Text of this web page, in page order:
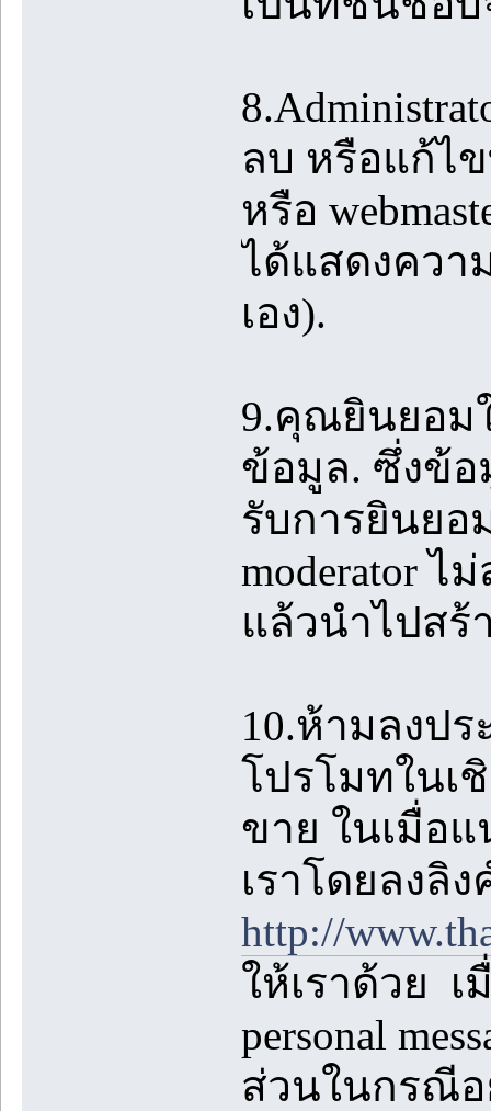
ลบ หรือแก้ไข
หรือ
ได้แสดงควา
เอง).
9.คุณยินยอม
ข้อมูล. ซึ่งข้อ
รับการยินยอ
moderator
แล้วนำไปสร้
10.ห้ามลงป
โปรโมทในเ
ขาย ในเมื่อ
เราโดยลงลิง
http://
ให้เราด้วย
personal
ส่วนในกรณีอ